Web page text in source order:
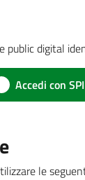
public digital
Accedi con
le